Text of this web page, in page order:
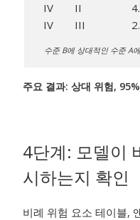
IV
II
IV
III
수준 B에 상대적인 수준 A
주요 결과: 상대 위험,
4단계: 모델이
시하는지 확인
비례 위험 요소 테이블,